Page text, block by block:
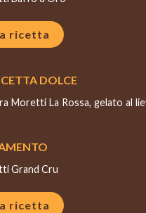
ricetta
DOLCE
Moretti La Rossa, gelato al
Grand Cru
ricetta